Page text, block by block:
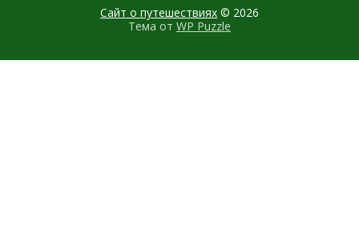
Сайт о путешествиях © 2026
Тема от WP Puzzle